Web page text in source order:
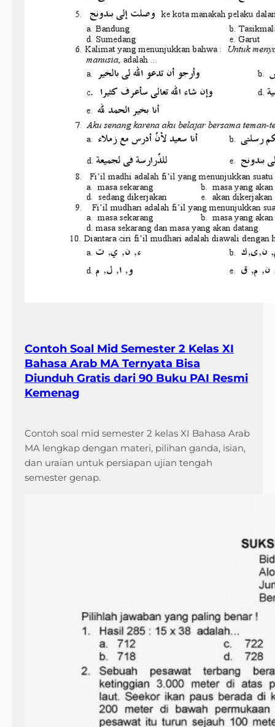
1
y
a
n
W
a
j
i
b
D
i
k
u
a
i
r
a
n
Contoh Soal Mid Semester 2 Kelas XI
Bahasa Arab MA Ternyata Bisa
Diunduh Gratis dari 90 Buku PAI Resmi
Kemenag
Contoh soal mid semester 2 kelas XI Bahasa Arab
MA lengkap dengan materi, pilihan ganda, isian,
dan uraian untuk persiapan ujian tengah
semester genap.